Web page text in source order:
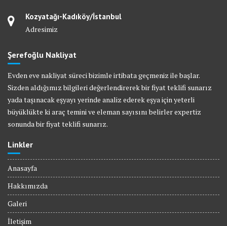
Kozyatağı-Kadıköy/İstanbul
Adresimiz
Şerefoğlu Nakliyat
Evden eve nakliyat süreci bizimle irtibata geçmeniz ile başlar.
Sizden aldığımız bilgileri değerlendirerek bir fiyat teklifi sunarız
yada taşınacak eşyayı yerinde analiz ederek eşya için yeterli
büyüklükte ki araç temini ve eleman sayısını belirler expertiz
sonunda bir fiyat teklifi sunarız.
Linkler
Anasayfa
Hakkımızda
Galeri
İletişim